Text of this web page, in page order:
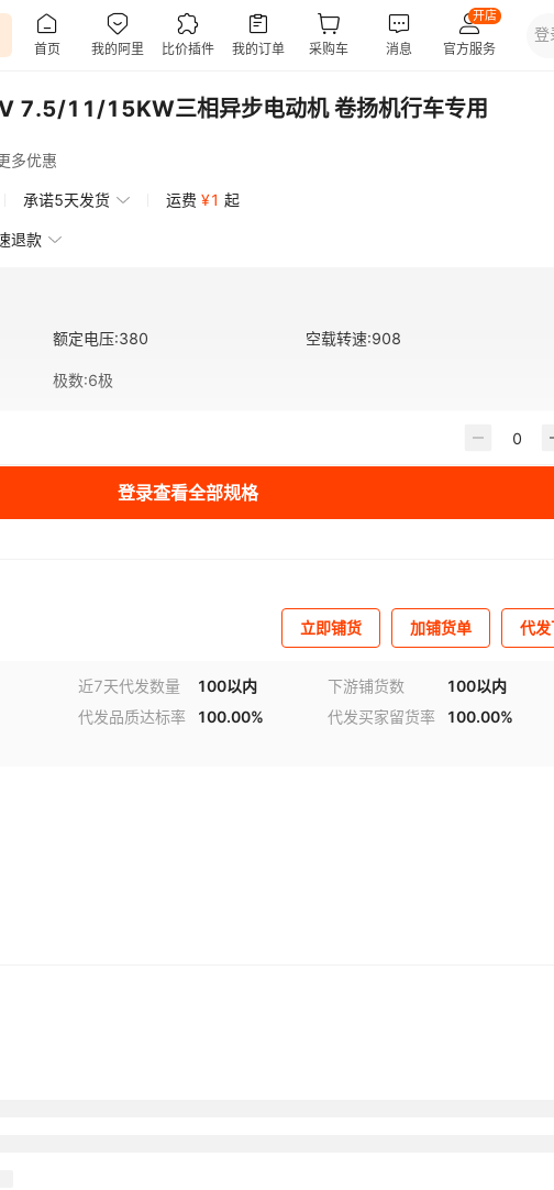
1/4
7.5/11/15KW三相异步电动机 卷扬机行车专用
多优惠
承诺5天发货 运费 ¥1 起
退款
额定电压:380 空载转速:908
极数:6极
登录查看全部规格
立即铺货 加铺货单 代
近7天代发数量 100以内 下游铺货数
100以内
代发品质达标率 100.00% 代发买家留货率
100.00%